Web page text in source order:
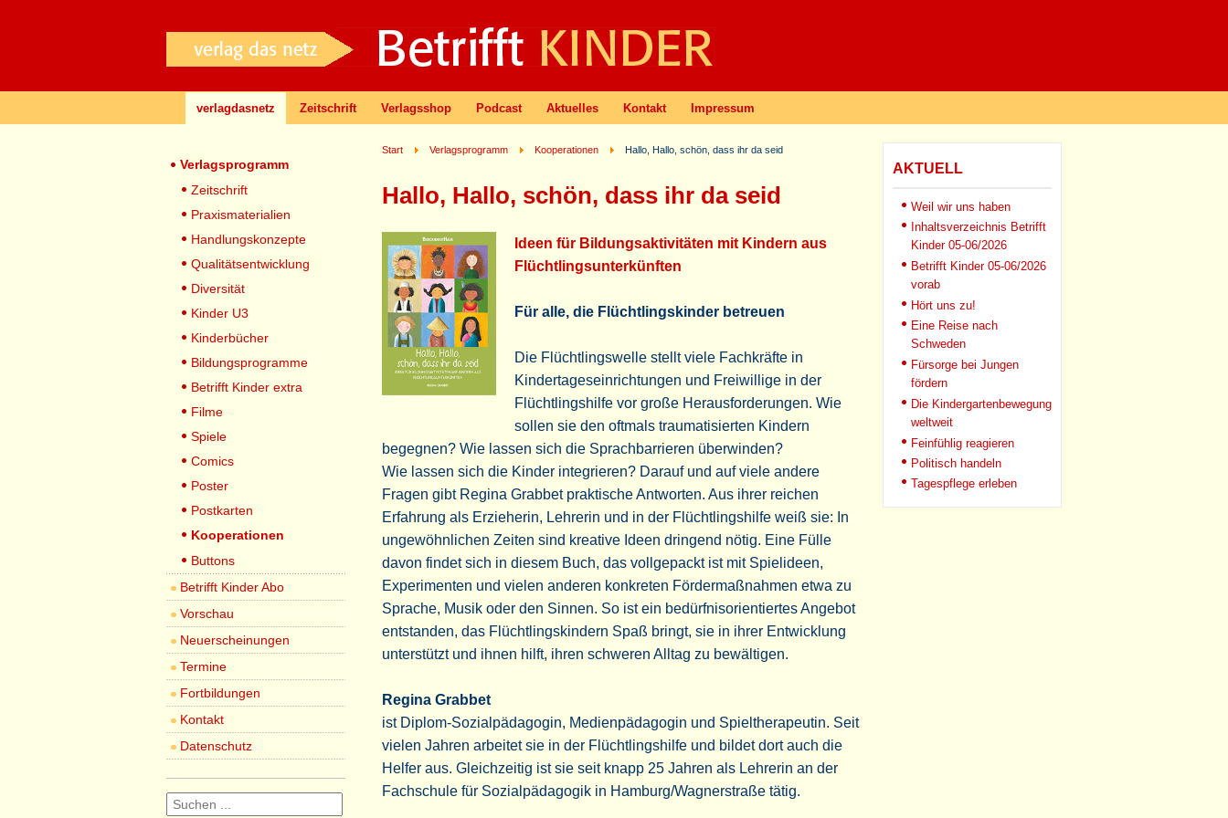
verlagdasnetz Zeitschrift Verlagsshop Podcast Aktuelles Kontakt Impressum
Start Verlagsprogramm Kooperationen Hallo, Hallo, schön, dass ihr da seid
Hallo, Hallo, schön, dass ihr da seid
Ideen für Bildungsaktivitäten mit Kindern aus
Flüchtlingsunterkünften
Für alle, die Flüchtlingskinder betreuen
Die Flüchtlingswelle stellt viele Fachkräfte in
Kindertageseinrichtungen und Freiwillige in der
Flüchtlingshilfe vor große Herausforderungen. Wie
sollen sie den oftmals traumatisierten Kindern
begegnen? Wie lassen sich die Sprachbarrieren überwinden?
Wie lassen sich die Kinder integrieren? Darauf und auf viele andere
Fragen gibt Regina Grabbet praktische Antworten. Aus ihrer reichen
Erfahrung als Erzieherin, Lehrerin und in der Flüchtlingshilfe weiß sie: In
ungewöhnlichen Zeiten sind kreative Ideen dringend nötig. Eine Fülle
davon findet sich in diesem Buch, das vollgepackt ist mit Spielideen,
Experimenten und vielen anderen konkreten Fördermaßnahmen etwa zu
Sprache, Musik oder den Sinnen. So ist ein bedürfnisorientiertes Angebot
entstanden, das Flüchtlingskindern Spaß bringt, sie in ihrer Entwicklung
unterstützt und ihnen hilft, ihren schweren Alltag zu bewältigen.
Regina Grabbet
ist Diplom-Sozialpädagogin, Medienpädagogin und Spieltherapeutin. Seit
vielen Jahren arbeitet sie in der Flüchtlingshilfe und bildet dort auch die
Helfer aus. Gleichzeitig ist sie seit knapp 25 Jahren als Lehrerin an der
Fachschule für Sozialpädagogik in Hamburg/Wagnerstraße tätig.
Verlagsprogramm
Zeitschrift
Praxismaterialien
Handlungskonzepte
Qualitätsentwicklung
Diversität
Kinder U3
Kinderbücher
Bildungsprogramme
Betrifft Kinder extra
Filme
Spiele
Comics
Poster
Postkarten
Kooperationen
Buttons
Betrifft Kinder Abo
Vorschau
Neuerscheinungen
Termine
Fortbildungen
Kontakt
Datenschutz
AKTUELL
Weil wir uns haben
Inhaltsverzeichnis Betrifft
Kinder 05-06/2026
Betrifft Kinder 05-06/2026
vorab
Hört uns zu!
Eine Reise nach
Schweden
Fürsorge bei Jungen
fördern
Die Kindergartenbewegung
weltweit
Feinfühlig reagieren
Politisch handeln
Tagespflege erleben